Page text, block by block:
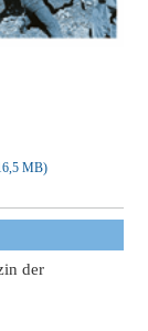
MB)
der